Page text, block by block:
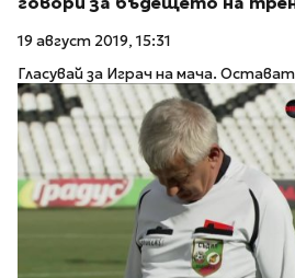
19 август 2019, 15:31
Гласувай за Играч на мача.